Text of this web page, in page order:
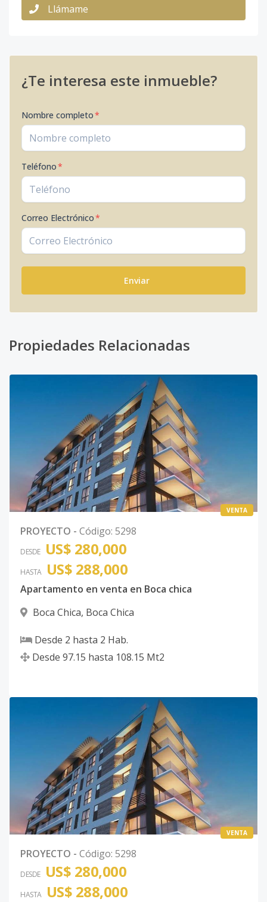
Llámame
¿Te interesa este inmueble?
Nombre completo*
Teléfono*
Correo Electrónico*
Enviar
Propiedades Relacionadas
VENTA
PROYECTO - Código: 5298
DESDE US$ 280,000
HASTA US$ 288,000
Apartamento en venta en Boca chica
Boca Chica, Boca Chica
Desde 2 hasta 2 Hab.
Desde 97.15 hasta 108.15 Mt2
VENTA
PROYECTO - Código: 5298
DESDE US$ 280,000
HASTA US$ 288,000